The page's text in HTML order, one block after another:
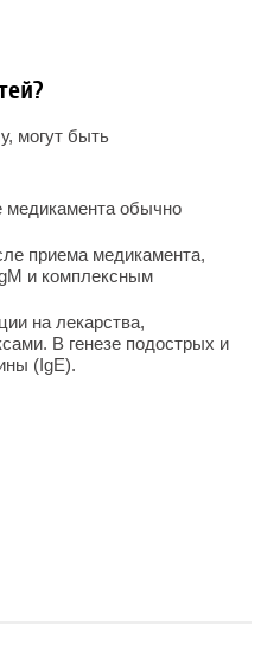
могут быть
медикамента обычно
приема медикамента,
и комплексным
на лекарства,
В генезе подострых и
(IgE).